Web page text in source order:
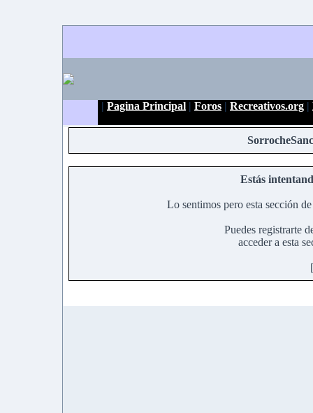
| Pagina Principal | Foros | Recreativos.org |
Estás
Lo sentimos pero esta sección
Puedes registrarte
acceder a esta